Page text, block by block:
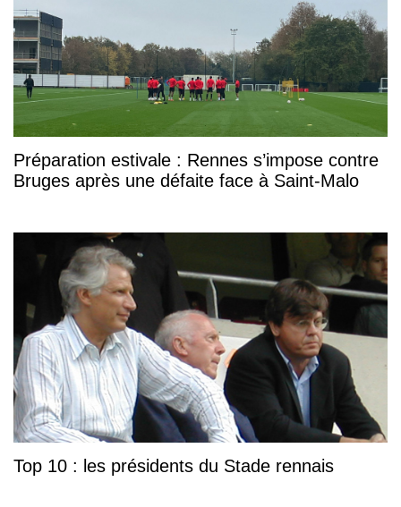
Préparation estivale : Rennes s’impose contre
Bruges après une défaite face à Saint-Malo
Top 10 : les présidents du Stade rennais